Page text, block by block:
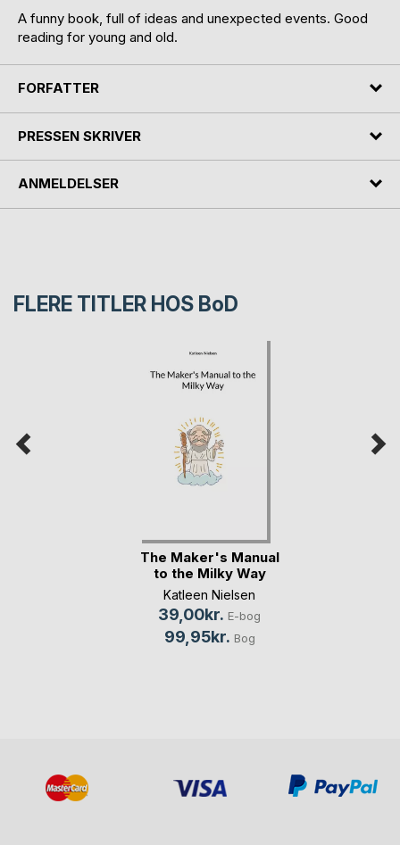
A funny book, full of ideas and unexpected events. Good
reading for young and old.
FORFATTER
PRESSEN SKRIVER
ANMELDELSER
FLERE TITLER HOS BoD
The Maker's Manual
to the Milky Way
Katleen Nielsen
39,00kr. E-bog
99,95kr. Bog